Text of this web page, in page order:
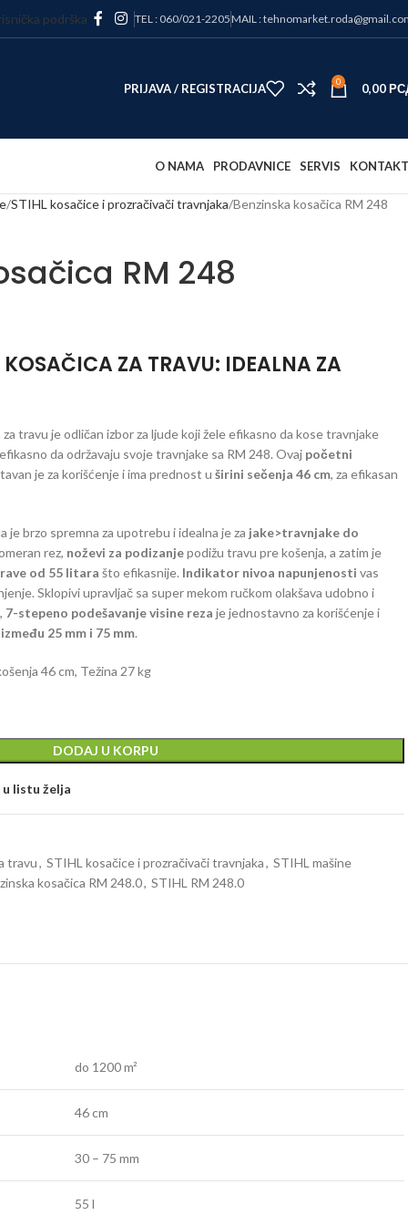
podrška TEL : 060/021-2205MAIL :
PRIJAVA / REGISTRACIJA 0 0,00
O NAMA PRODAVNICE SERVIS KONTAKT
STIHL kosačice i prozračivači travnjaka Benzinska kosačica RM 248
RM 248
ZA TRAVU: IDEALNA ZA
travu je odličan izbor za ljude koji žele efikasno da kose travnjake
da održavaju svoje travnjake sa RM 248. Ovaj početni
je za korišćenje i ima prednost u širini sečenja 46 cm, za efikasan
je brzo spremna za upotrebu i idealna je za jake>travnjake do
rez, noževi za podizanjepodižu travu pre košenja, a zatim je
od 55 litara što efikasnije. Indikator nivoa napunjenosti vas
Sklopivi upravljač sa super mekom ručkom olakšava udobno i
7-stepeno podešavanje visine reza je jednostavno za korišćenje i
25 mm i 75 mm.
46 cm, Težina 27 kg
DODAJ U KORPU
listu želja
travu, STIHL kosačice i prozračivači travnjaka, STIHL mašine
kosačica RM 248.0, STIHL RM 248.0
do 1200 m²
46 cm
30 – 75 mm
55 l